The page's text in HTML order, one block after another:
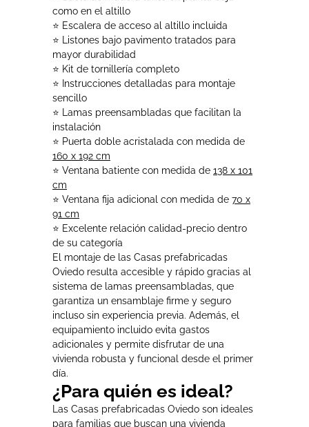
como en el altillo
⭐ Escalera de acceso al altillo incluida
⭐ Listones bajo pavimento tratados para
mayor durabilidad
⭐ Kit de tornillería completo
⭐ Instrucciones detalladas para montaje
sencillo
⭐ Lamas preensambladas que facilitan la
instalación
⭐ Puerta doble acristalada con medida de
160 x 192 cm
⭐ Ventana batiente con medida de 138 x 101
cm
⭐ Ventana fija adicional con medida de 70 x
91 cm
⭐ Excelente relación calidad-precio dentro
de su categoría
El montaje de las Casas prefabricadas
Oviedo resulta accesible y rápido gracias al
sistema de lamas preensambladas, que
garantiza un ensamblaje firme y seguro
incluso sin experiencia previa. Además, el
equipamiento incluido evita gastos
adicionales y permite disfrutar de una
vivienda robusta y funcional desde el primer
día.
¿Para quién es ideal?
Las Casas prefabricadas Oviedo son ideales
para familias que buscan una vivienda